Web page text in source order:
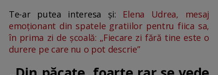
Te-ar putea interesa și: Elena Udrea, mesaj
emoționant din spatele gratiilor pentru fiica sa,
în prima zi de școală: „Fiecare zi fără tine este o
durere pe care nu o pot descrie”